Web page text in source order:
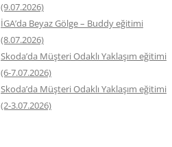
(9.07.2026)
İGA’da Beyaz Gölge – Buddy eğitimi
(8.07.2026)
Skoda’da Müşteri Odaklı Yaklaşım eğitimi
(6-7.07.2026)
Skoda’da Müşteri Odaklı Yaklaşım eğitimi
(2-3.07.2026)